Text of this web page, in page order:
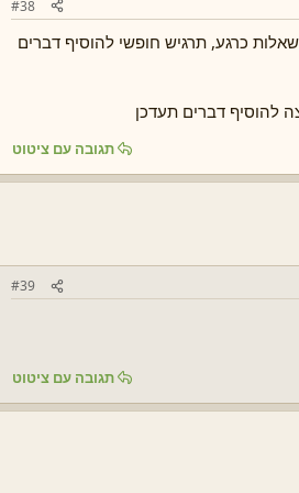
#38
שאלות כרגע, תרגיש חופשי להוסיף דברים
להוסיף דברים תעדכן
תגובה עם ציטוט
#39
תגובה עם ציטוט